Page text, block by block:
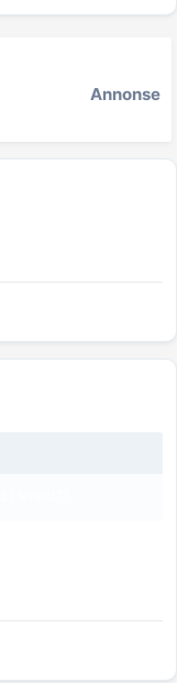
Annonse